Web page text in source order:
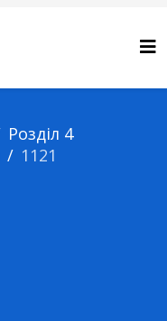
Розділ 4
1121